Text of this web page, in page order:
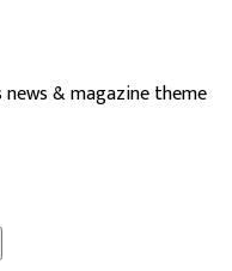
& magazine theme